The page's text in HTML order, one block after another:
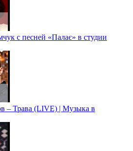
с песней «Палає» в студии
– Трава (LIVE) | Музыка в